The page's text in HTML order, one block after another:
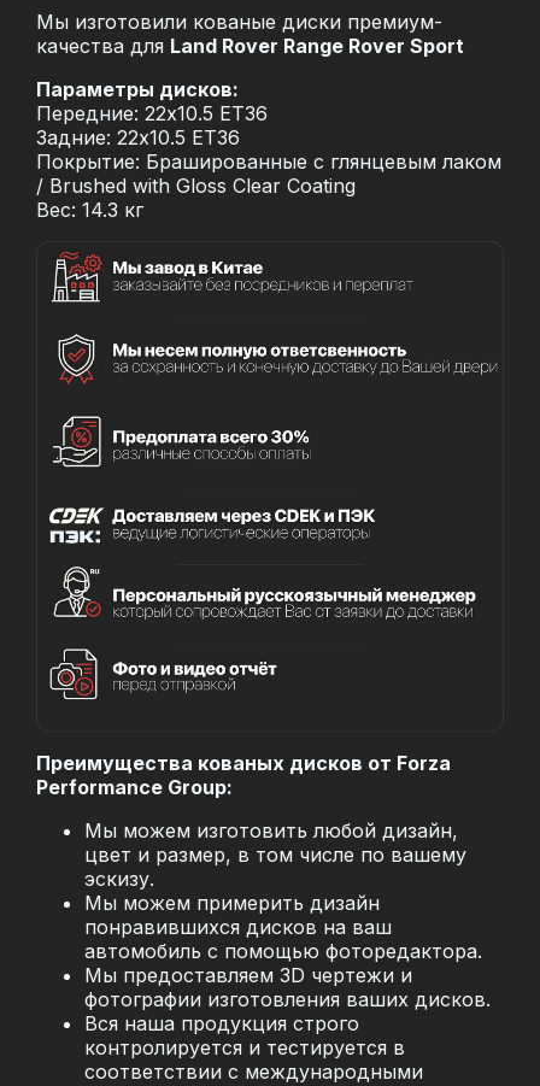
Мы изготовили кованые диски премиум-
качества для Land Rover Range Rover Sport
Параметры дисков:
Передние: 22x10.5 ET36
Задние: 22x10.5 ET36
Покрытие: Брашированные с глянцевым лаком
/ Brushed with Gloss Clear Coating
Вес: 14.3 кг
Преимущества кованых дисков от Forza
Performance Group:
Мы можем изготовить любой дизайн,
цвет и размер, в том числе по вашему
эскизу.
Мы можем примерить дизайн
понравившихся дисков на ваш
автомобиль с помощью фоторедактора.
Мы предоставляем 3D чертежи и
фотографии изготовления ваших дисков.
Вся наша продукция строго
контролируется и тестируется в
соответствии с международными